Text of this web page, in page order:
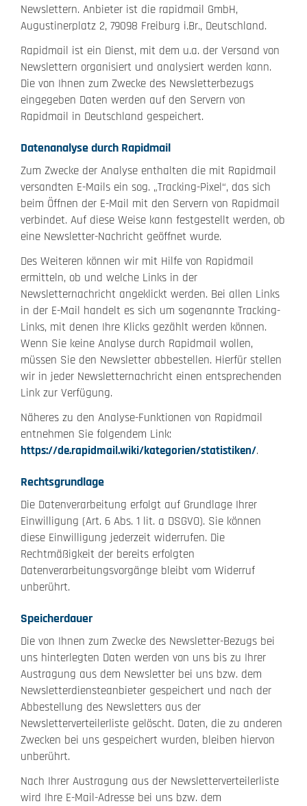
Newslettern. Anbieter ist die rapidmail GmbH,
Augustinerplatz 2, 79098 Freiburg i.Br., Deutschland.
Rapidmail ist ein Dienst, mit dem u.a. der Versand von
Newslettern organisiert und analysiert werden kann.
Die von Ihnen zum Zwecke des Newsletterbezugs
eingegeben Daten werden auf den Servern von
Rapidmail in Deutschland gespeichert.
Datenanalyse durch Rapidmail
Zum Zwecke der Analyse enthalten die mit Rapidmail
versandten E-Mails ein sog. „Tracking-Pixel“, das sich
beim Öffnen der E-Mail mit den Servern von Rapidmail
verbindet. Auf diese Weise kann festgestellt werden, ob
eine Newsletter-Nachricht geöffnet wurde.
Des Weiteren können wir mit Hilfe von Rapidmail
ermitteln, ob und welche Links in der
Newsletternachricht angeklickt werden. Bei allen Links
in der E-Mail handelt es sich um sogenannte Tracking-
Links, mit denen Ihre Klicks gezählt werden können.
Wenn Sie keine Analyse durch Rapidmail wollen,
müssen Sie den Newsletter abbestellen. Hierfür stellen
wir in jeder Newsletternachricht einen entsprechenden
Link zur Verfügung.
Näheres zu den Analyse-Funktionen von Rapidmail
entnehmen Sie folgendem Link:
https://de.rapidmail.wiki/kategorien/statistiken/.
Rechtsgrundlage
Die Datenverarbeitung erfolgt auf Grundlage Ihrer
Einwilligung (Art. 6 Abs. 1 lit. a DSGVO). Sie können
diese Einwilligung jederzeit widerrufen. Die
Rechtmäßigkeit der bereits erfolgten
Datenverarbeitungsvorgänge bleibt vom Widerruf
unberührt.
Speicherdauer
Die von Ihnen zum Zwecke des Newsletter-Bezugs bei
uns hinterlegten Daten werden von uns bis zu Ihrer
Austragung aus dem Newsletter bei uns bzw. dem
Newsletterdiensteanbieter gespeichert und nach der
Abbestellung des Newsletters aus der
Newsletterverteilerliste gelöscht. Daten, die zu anderen
Zwecken bei uns gespeichert wurden, bleiben hiervon
unberührt.
Nach Ihrer Austragung aus der Newsletterverteilerliste
wird Ihre E-Mail-Adresse bei uns bzw. dem